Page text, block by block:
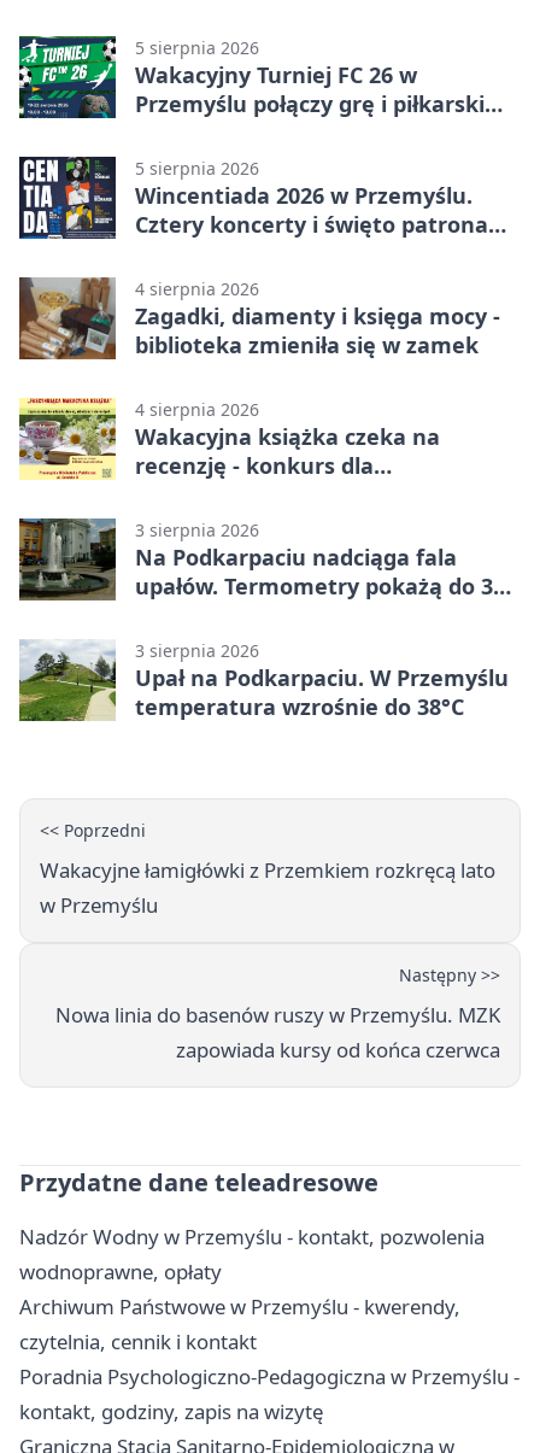
5 sierpnia 2026
Wakacyjny Turniej FC 26 w
Przemyślu połączy grę i piłkarski
5 sierpnia 2026
Wincentiada 2026 w Przemyślu.
Cztery koncerty i święto patrona
4 sierpnia 2026
Zagadki, diamenty i księga mocy -
biblioteka zmieniła się w zamek
4 sierpnia 2026
Wakacyjna książka czeka na
recenzję - konkurs dla
3 sierpnia 2026
Na Podkarpaciu nadciąga fala
upałów. Termometry pokażą do 36
3 sierpnia 2026
Upał na Podkarpaciu. W Przemyślu
temperatura wzrośnie do 38°C
<< Poprzedni
Wakacyjne łamigłówki z Przemkiem rozkręcą lato
w Przemyślu
Następny >>
Nowa linia do basenów ruszy w Przemyślu. MZK
zapowiada kursy od końca czerwca
Przydatne dane teleadresowe
Nadzór Wodny w Przemyślu - kontakt, pozwolenia
wodnoprawne, opłaty
Archiwum Państwowe w Przemyślu - kwerendy,
czytelnia, cennik i kontakt
Poradnia Psychologiczno-Pedagogiczna w Przemyślu -
kontakt, godziny, zapis na wizytę
Graniczna Stacja Sanitarno-Epidemiologiczna w